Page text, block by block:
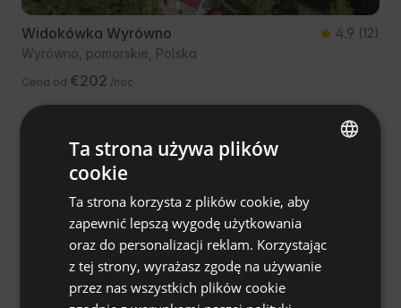
Widokówka Wyrówno 4.9 (12)
Wyrówno, pomorskie, Polska
Cena od €202 /noc
Ulubieniec Gości
SPANISH
GERMAN
Ta strona używa plików
cookie
Ta strona korzysta z plików cookie, aby
zapewnić lepszą wygodę użytkowania
oraz do personalizacji reklam. Korzystając
z tej strony, wyrażasz zgodę na używanie
przez nas wszystkich plików cookie